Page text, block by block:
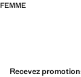
FEMME
Recevez